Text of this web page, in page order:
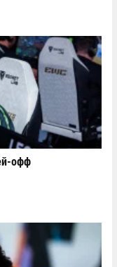
офф